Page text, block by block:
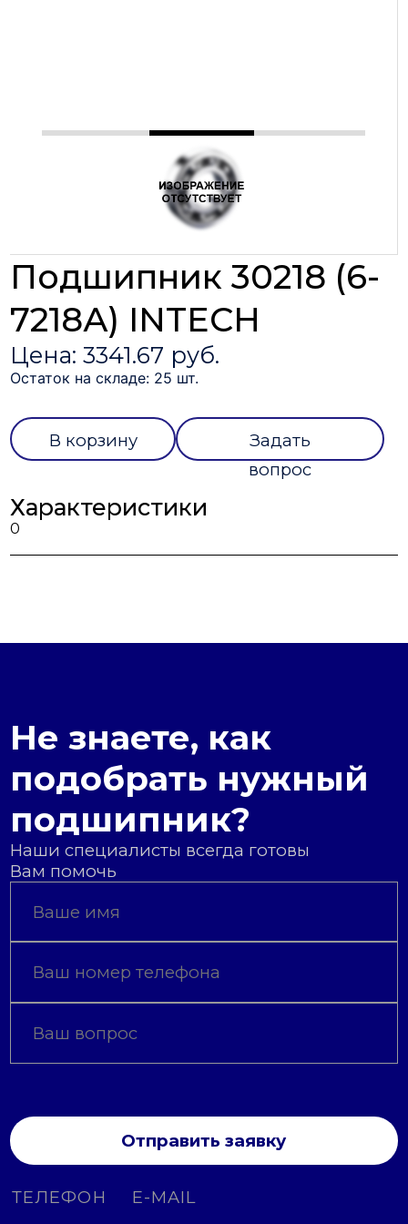
Подшипник 30218 (6-
7218А) INTECH
Цена: 3341.67 руб.
Остаток на складе: 25 шт.
В корзину
Задать
вопрос
Характеристики
0
Не знаете, как
подобрать нужный
подшипник?
Наши специалисты всегда готовы
Вам помочь
Отправить заявку
ТЕЛЕФОН E-MAIL